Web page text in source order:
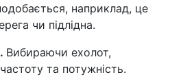
наприклад, це
чи підлідна.
Вибираючи ехолот,
та потужність.